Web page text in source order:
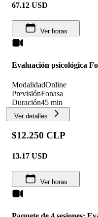
67.12 USD
Ver horas
Evaluación psicológica
ModalidadOnline
PrevisiónFonasa
Duración45 min
Ver detalles
$12.250 CLP
13.17 USD
Ver horas